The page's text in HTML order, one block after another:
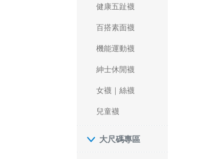
健康五趾襪
百搭素面襪
機能運動襪
紳士休閒襪
女襪｜絲襪
兒童襪
大尺碼專區